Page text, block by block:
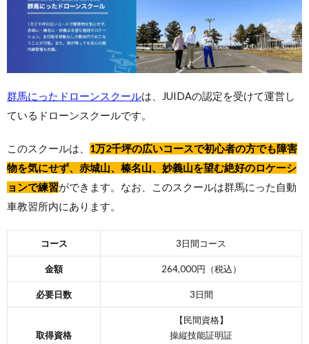
群馬にったドローンスクールは、JUIDAの認定を受けて運営し
ているドローンスクールです。
このスクールは、 1万2千坪の広いコースで初心者の方でも障害
物を気にせず、赤城山、榛名山、妙義山を望む絶好のロケーシ
ョンで練習ができます。なお、このスクールは群馬にった自動
車教習所内にあります。
コース 3日間コース
金額 264,000円（税込）
必要日数 3日間
取得資格
【民間資格】
操縦技能証明証